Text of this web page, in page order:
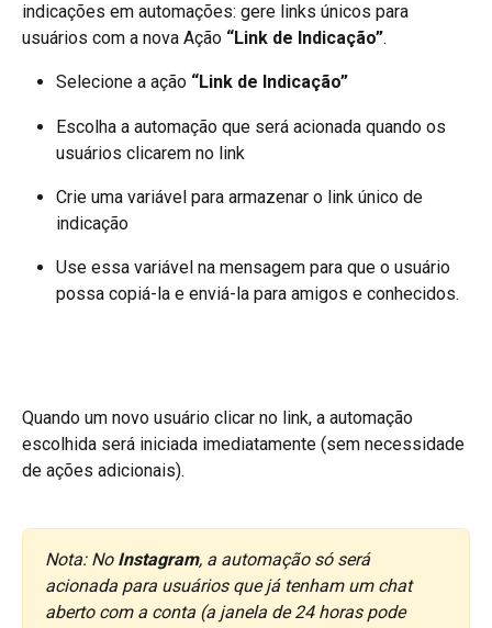
indicações em automações: gere links únicos para
usuários com a nova Ação “Link de Indicação”.
Selecione a ação “Link de Indicação”
Escolha a automação que será acionada quando os
usuários clicarem no link
Crie uma variável para armazenar o link único de
indicação
Use essa variável na mensagem para que o usuário
possa copiá-la e enviá-la para amigos e conhecidos.
Quando um novo usuário clicar no link, a automação
escolhida será iniciada imediatamente (sem necessidade
de ações adicionais).
Nota: No Instagram, a automação só será
acionada para usuários que já tenham um chat
aberto com a conta (a janela de 24 horas pode